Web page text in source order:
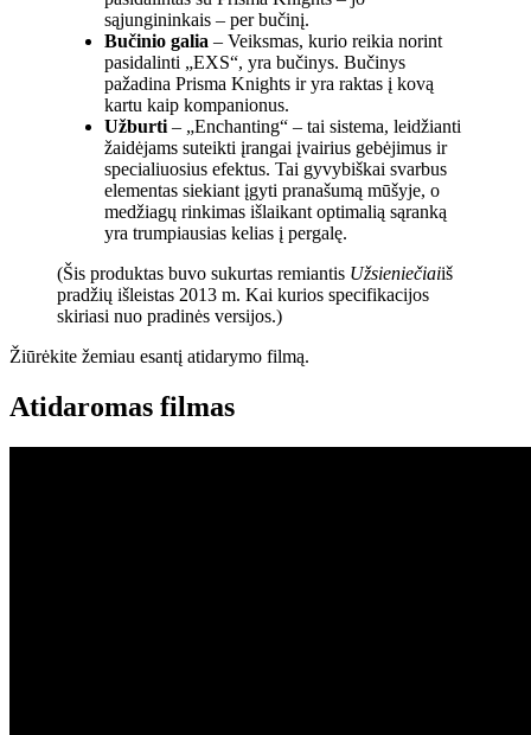
sąjungininkais – per bučinį.
Bučinio galia – Veiksmas, kurio reikia norint
pasidalinti „EXS“, yra bučinys. Bučinys
pažadina Prisma Knights ir yra raktas į kovą
kartu kaip kompanionus.
Užburti – „Enchanting“ – tai sistema, leidžianti
žaidėjams suteikti įrangai įvairius gebėjimus ir
specialiuosius efektus. Tai gyvybiškai svarbus
elementas siekiant įgyti pranašumą mūšyje, o
medžiagų rinkimas išlaikant optimalią sąranką
yra trumpiausias kelias į pergalę.
(Šis produktas buvo sukurtas remiantis Užsieniečiaiiš
pradžių išleistas 2013 m. Kai kurios specifikacijos
skiriasi nuo pradinės versijos.)
Žiūrėkite žemiau esantį atidarymo filmą.
Atidaromas filmas